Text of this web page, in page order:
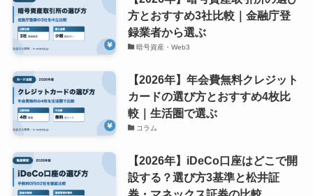
方とおすすめ3社比較｜金融庁登
録業者から選ぶ
暗号資産・Web3
【2026年】年会費無料クレジット
カードの選び方とおすすめ4枚比
較｜生活圏で選ぶ
コラム
【2026年】iDeCo口座はどこで開
設する？選び方3基準と松井証